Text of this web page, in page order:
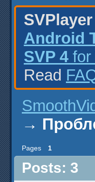
Android
SVP 4 for
Read
→
Pages 1
Posts: 3